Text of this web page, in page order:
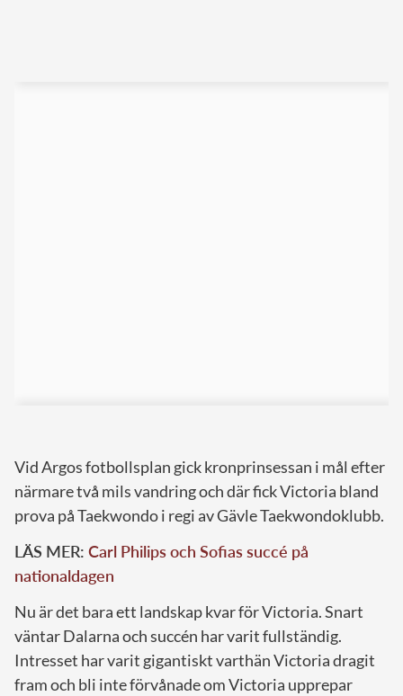
Vid Argos fotbollsplan gick kronprinsessan i mål efter
närmare två mils vandring och där fick Victoria bland
prova på Taekwondo i regi av Gävle Taekwondoklubb.
LÄS MER: Carl Philips och Sofias succé på
nationaldagen
Nu är det bara ett landskap kvar för Victoria. Snart
väntar Dalarna och succén har varit fullständig.
Intresset har varit gigantiskt varthän Victoria dragit
fram och bli inte förvånade om Victoria upprepar